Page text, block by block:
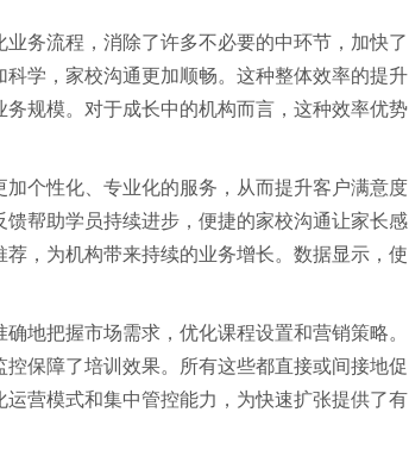
务流程，消除了许多不必要的中环节，加快了
学，家校沟通更加顺畅。这种整体效率的提升
规模。对于成长中的机构而言，这种效率优势
个性化、专业化的服务，从而提升客户满意度
帮助学员持续进步，便捷的家校沟通让家长感
，为机构带来持续的业务增长。数据显示，使
地把握市场需求，优化课程设置和营销策略。
保障了培训效果。所有这些都直接或间接地促
营模式和集中管控能力，为快速扩张提供了有